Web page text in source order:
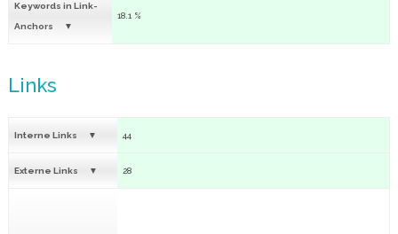
Keywords in Link-
Anchors
18.1 %
Links
Interne Links 44
Externe Links 28